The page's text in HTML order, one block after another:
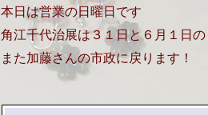
本日は営業の日曜日です
角江千代治展は３１日と６月１日
また加藤さんの市政に戻ります！